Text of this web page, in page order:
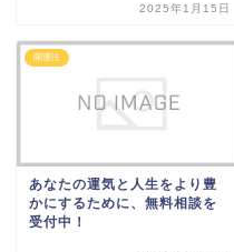
2025年1月15日
開運法
あなたの運気と人生をより豊
かにするために、無料相談を
受付中！